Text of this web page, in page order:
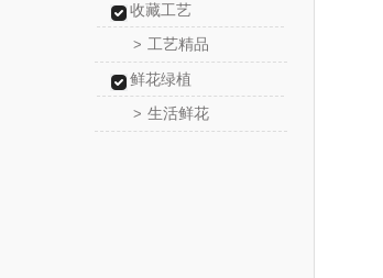
收藏工艺
> 工艺精品
鲜花绿植
> 生活鲜花